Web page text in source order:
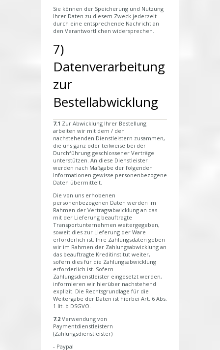
Sie können der Speicherung und Nutzung
Ihrer Daten zu diesem Zweck jederzeit
durch eine entsprechende Nachricht an
den Verantwortlichen widersprechen.
7)
Datenverarbeitung
zur
Bestellabwicklung
7.1 Zur Abwicklung Ihrer Bestellung
arbeiten wir mit dem / den
nachstehenden Dienstleistern zusammen,
die uns ganz oder teilweise bei der
Durchführung geschlossener Verträge
unterstützen. An diese Dienstleister
werden nach Maßgabe der folgenden
Informationen gewisse personenbezogene
Daten übermittelt.
Die von uns erhobenen
personenbezogenen Daten werden im
Rahmen der Vertragsabwicklung an das
mit der Lieferung beauftragte
Transportunternehmen weitergegeben,
soweit dies zur Lieferung der Ware
erforderlich ist. Ihre Zahlungsdaten geben
wir im Rahmen der Zahlungsabwicklung an
das beauftragte Kreditinstitut weiter,
sofern dies für die Zahlungsabwicklung
erforderlich ist. Sofern
Zahlungsdienstleister eingesetzt werden,
informieren wir hierüber nachstehend
explizit. Die Rechtsgrundlage für die
Weitergabe der Daten ist hierbei Art. 6 Abs.
1 lit. b DSGVO.
7.2 Verwendung von
Paymentdienstleistern
(Zahlungsdienstleister)
- Paypal